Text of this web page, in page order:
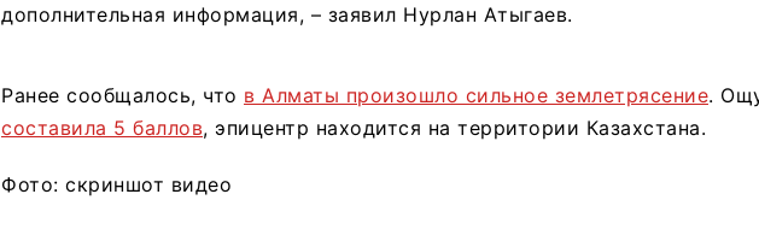
дополнительная информация, – заявил Нурлан Атыгаев.
Ранее сообщалось, что в Алматы произошло сильное землетрясение.
составила 5 баллов, эпицентр находится на территории Казахстана.
Фото: скриншот видео